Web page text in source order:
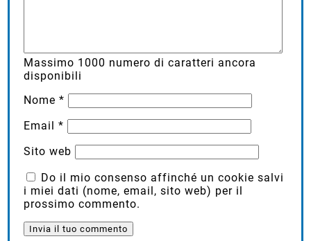
Massimo 1000 numero di caratteri ancora
disponibili
Nome*
Email*
Sito web
Do il mio consenso affinché un cookie salvi
i miei dati (nome, email, sito web) per il
prossimo commento.